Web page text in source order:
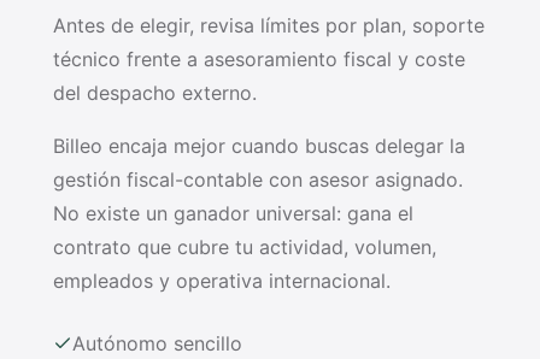
Antes de elegir, revisa límites por plan, soporte
técnico frente a asesoramiento fiscal y coste
del despacho externo.
Billeo encaja mejor cuando buscas delegar la
gestión fiscal-contable con asesor asignado.
No existe un ganador universal: gana el
contrato que cubre tu actividad, volumen,
empleados y operativa internacional.
Autónomo sencillo